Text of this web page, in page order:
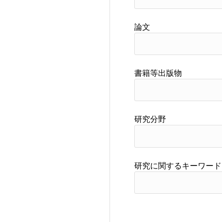
論文
書籍等出版物
研究分野
研究に関するキーワード